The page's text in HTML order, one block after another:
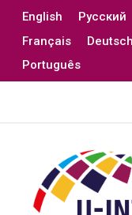
English Русский
Français
Deutsch
Português